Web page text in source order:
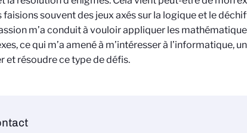
faisions souvent des jeux axés sur la logique et le
m’a conduit à vouloir appliquer les
ce qui m’a amené à m’intéresser à l’informatique,
et résoudre ce type de défis.